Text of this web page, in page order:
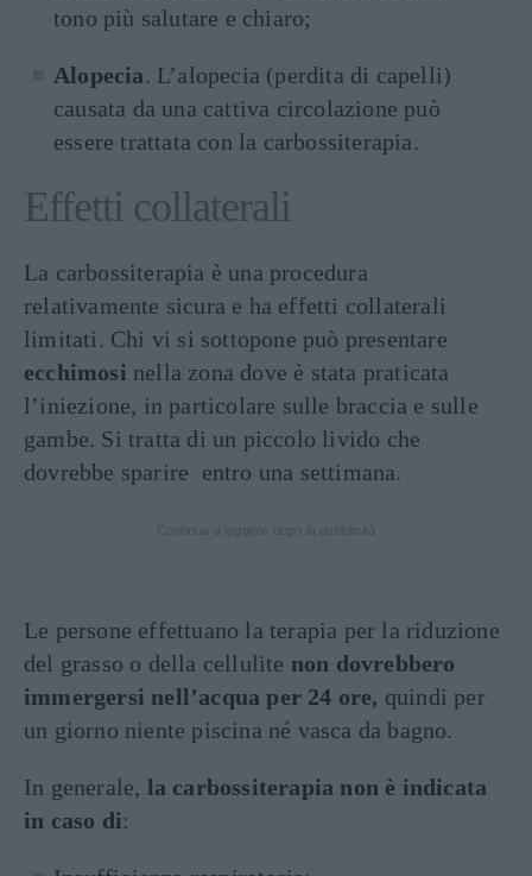
tono più salutare e chiaro;
Alopecia. L’alopecia (perdita di capelli)
causata da una cattiva circolazione può
essere trattata con la carbossiterapia.
Effetti collaterali
La carbossiterapia è una procedura
relativamente sicura e ha effetti collaterali
limitati. Chi vi si sottopone può presentare
ecchimosi nella zona dove è stata praticata
l’iniezione, in particolare sulle braccia e sulle
gambe. Si tratta di un piccolo livido che
dovrebbe sparire entro una settimana.
Le persone effettuano la terapia per la riduzione
del grasso o della cellulite non dovrebbero
immergersi nell’acqua per 24 ore, quindi per
un giorno niente piscina né vasca da bagno.
In generale, la carbossiterapia non è indicata
in caso di: